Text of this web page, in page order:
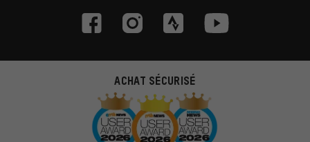
ACHAT SÉCURISÉ